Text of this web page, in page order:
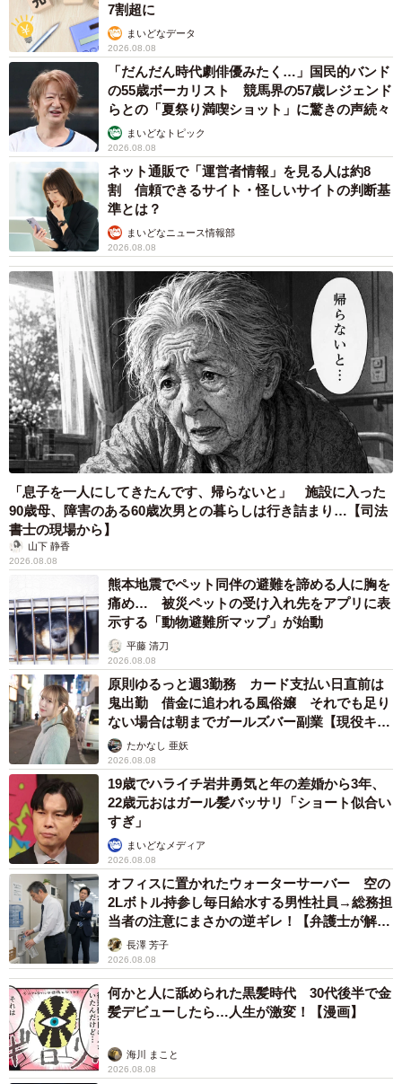
4/5
飼い主さんの手作りドッグラン！ステキです♡（「ほんわか姉妹」さん
提供）
──そんなかわいい寝姿のくぅちゃんですが、普段はどんな
ワンちゃんですか。
「くぅは、すごくおっとりしてます。落ち着きのある性格
ですよ。食にもあまり興味なくて、散歩も嫌いで。寝るの
が楽しみな感じに見えちゃいます。でも、寝てばかりは、
ダメなので、室内で走らせたりしてます。ワンコのテンシ
ョンをあげてあげるのってなかなか大変だったりします。
外に、今年、犬用ドッグランを私の勝手デザインで作りま
した。私が洗濯を干したり、植木に水やりをする時に一緒
に外へ行き、ドッグランで走ってます。かっこよく走れな
いけど、約10分ずつ一日に何度も行ってる感じですよ」
──もう1匹のダックス犬のことを教えてください。
「らいらは、ミニチュアダックス。6歳の女の子です。食欲
旺盛、興味津々、食いしん坊。同じように育てたのに、こ
うも性格違いますかね？と、誰かに聞きたいくらいの違い
です。でも、世の中のワンちゃんを拝見してますと、らい
らが普通で、くぅが少し変わり者だと分かってきました。
らいらは、おとなしくはないけど、人の話をしっかり聞き
ます。すごく寂しがり屋さんで甘えんぼさんな一面があ
り、またそれもすごくかわいいです」
7割超に
まいどなデータ
2026.08.08
「だんだん時代劇俳優みたく…」国民的バンド
の55歳ボーカリスト 競馬界の57歳レジェンド
らとの「夏祭り満喫ショット」に驚きの声続々
まいどなトピック
2026.08.08
ネット通販で「運営者情報」を見る人は約8
割 信頼できるサイト・怪しいサイトの判断基
準とは？
まいどなニュース情報部
2026.08.08
「息子を一人にしてきたんです、帰らないと」 施設に入った
90歳母、障害のある60歳次男との暮らしは行き詰まり…【司法
書士の現場から】
山下 静香
2026.08.08
熊本地震でペット同伴の避難を諦める人に胸を
痛め… 被災ペットの受け入れ先をアプリに表
示する「動物避難所マップ」が始動
平藤 清刀
2026.08.08
原則ゆるっと週3勤務 カード支払い日直前は
鬼出勤 借金に追われる風俗嬢 それでも足り
ない場合は朝までガールズバー副業【現役キャ
ストに取材】
たかなし 亜妖
2026.08.08
19歳でハライチ岩井勇気と年の差婚から3年、
22歳元おはガール髪バッサリ「ショート似合い
すぎ」
まいどなメディア
2026.08.08
オフィスに置かれたウォーターサーバー 空の
2Lボトル持参し毎日給水する男性社員→総務担
当者の注意にまさかの逆ギレ！【弁護士が解
説】長澤 芳子
2026.08.08
何かと人に舐められた黒髪時代 30代後半で金
髪デビューしたら…人生が激変！【漫画】
海川 まこと
2026.08.08